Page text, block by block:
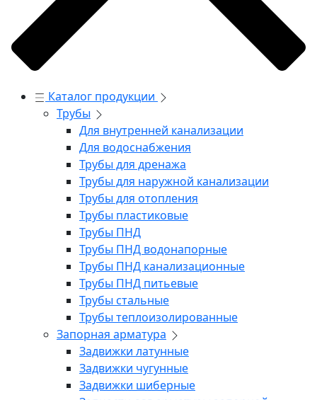
Каталог продукции
Трубы
Для внутренней канализации
Для водоснабжения
Трубы для дренажа
Трубы для наружной канализации
Трубы для отопления
Трубы пластиковые
Трубы ПНД
Трубы ПНД водонапорные
Трубы ПНД канализационные
Трубы ПНД питьевые
Трубы стальные
Трубы теплоизолированные
Запорная арматура
Задвижки латунные
Задвижки чугунные
Задвижки шиберные